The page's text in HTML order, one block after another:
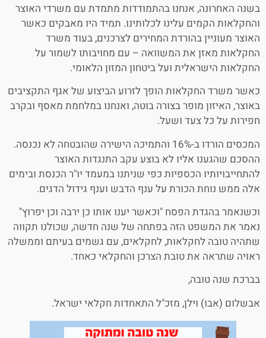
בשנה האחרונה, אנחנו בהתמודדות מתמדת עם משרדי האוצר
והחקלאות הקמים עלינו לכלותינו. תמיד היו מאבקים כאשר
האוצר מעוניין בהורדת המחירים לצרכנים, בעוד משרד
החקלאות מאזן את המשוואה – עם מחויבותו לשמור על
החקלאות הישראלית ועל ביטחון המזון הלאומי.
כאשר משרד החקלאות הופך לזרוע הביצוע של אגף התקציבים
באוצר, האיזון מופר בצורה בוטה, ואנחנו במלחמת מאסף ובקרב
חפירות על כל צעד ושעל.
המכסים הורדו ב-16% והתמיכה הישירה שהובטחה לא נכנסה.
ההסכם שהגענו אליו לא בוצע עקב התנגדות האוצר
להתחייבויותיו הכספיות כפי שניתנו במעמד יו"ר הכנסת ובימים
אלה ממש נוחת הכורת על ענף הדבש וענף גידול הדגים.
וכשנאמר בהגדת הפסח "וכאשר יענו אותו כן ירבה וכן יפרוץ"
נאמר את המשפט הזה בפתחה של שנה חדשה, שכולנו תקווה
שתהיה טובה לחקלאות, לחקלאים, עם גשמים בעיתם וממשלה
ראויה שתראה את טובת הצרכן והחקלאי כאחד.
בברכת שנה טובה,
אבשלום (אבו) וילן, מזכ"ל התאחדות חקלאי ישראל.